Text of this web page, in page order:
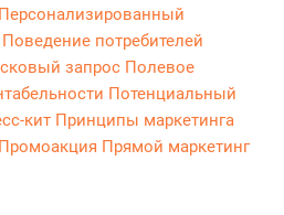
Персонализированный
Поведение потребителей
запрос Полевое
Потенциальный
кит Принципы маркетинга
Промоакция Прямой маркетинг